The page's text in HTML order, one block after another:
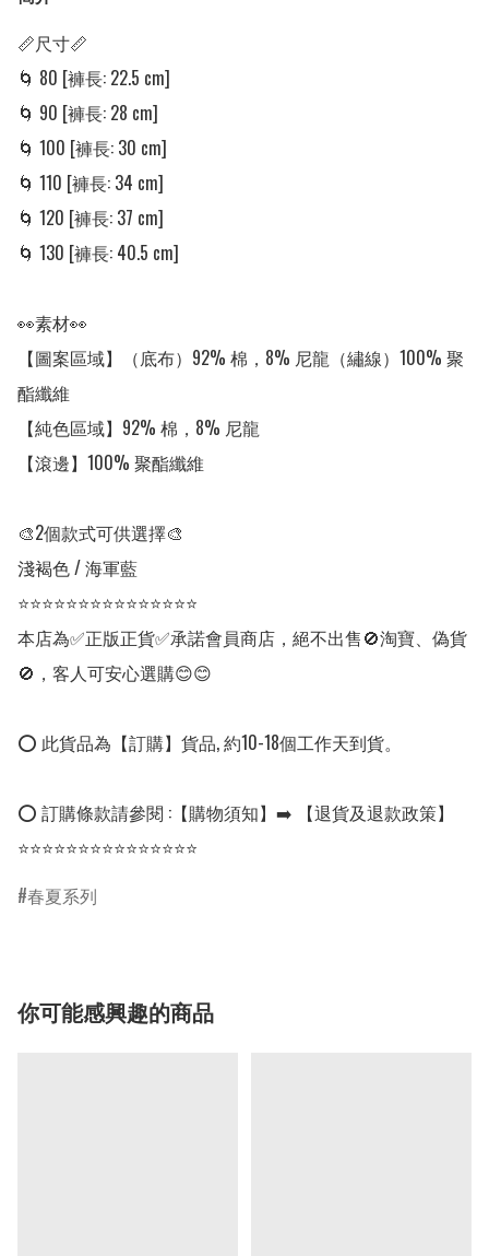
📏尺寸📏
🌀 80 [褲長: 22.5 cm]
🌀 90 [褲長: 28 cm]
🌀 100 [褲長: 30 cm]
🌀 110 [褲長: 34 cm]
🌀 120 [褲長: 37 cm]
🌀 130 [褲長: 40.5 cm]
👀素材👀
【圖案區域】（底布）92% 棉，8% 尼龍（繡線）100% 聚
酯纖維
【純色區域】92% 棉，8% 尼龍
【滾邊】100% 聚酯纖維
🎨2個款式可供選擇🎨
淺褐色 / 海軍藍
⭐⭐⭐⭐⭐⭐⭐⭐⭐⭐⭐⭐⭐⭐⭐
本店為✅正版正貨✅承諾會員商店，絕不出售🚫淘寶、偽貨
🚫，客人可安心選購😊😊
⭕ 此貨品為【訂購】貨品, 約10-18個工作天到貨。
⭕ 訂購條款請參閱 :【購物須知】➡️ 【退貨及退款政策】
⭐⭐⭐⭐⭐⭐⭐⭐⭐⭐⭐⭐⭐⭐⭐
春夏系列
你可能感興趣的商品